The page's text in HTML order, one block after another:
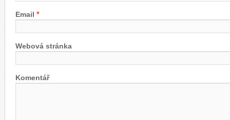
Email *
Webová stránka
Komentář